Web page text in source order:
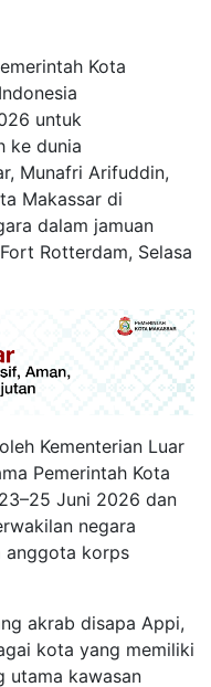
Kota
untuk
ke dunia
Munafri Arifuddin,
Makassar di
dalam jamuan
Rotterdam, Selasa
Kementerian Luar
Pemerintah Kota
Juni 2026 dan
negara
anggota korps
akrab disapa Appi,
kota yang memiliki
utama kawasan